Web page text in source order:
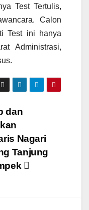
Test Tertulis,
Calon
Test ini hanya
Administrasi,
dan
Nagari
Tanjung